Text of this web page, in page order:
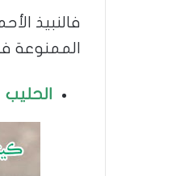
فالنبيذ
الممنوعة
الحليب